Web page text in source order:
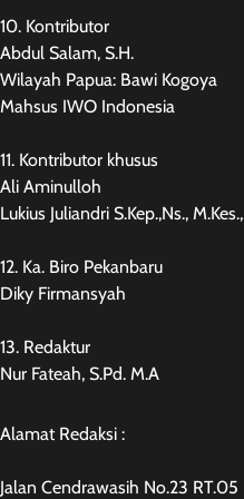
10. Kontributor
Abdul Salam, S.H.
Wilayah Papua: Bawi Kogoya
Mahsus IWO Indonesia
11. Kontributor khusus
Ali Aminulloh
Lukius Juliandri S.Kep.,Ns.,
12. Ka. Biro Pekanbaru
Diky Firmansyah
13. Redaktur
Nur Fateah, S.Pd. M.A
Alamat Redaksi :
Jalan Cendrawasih No.23